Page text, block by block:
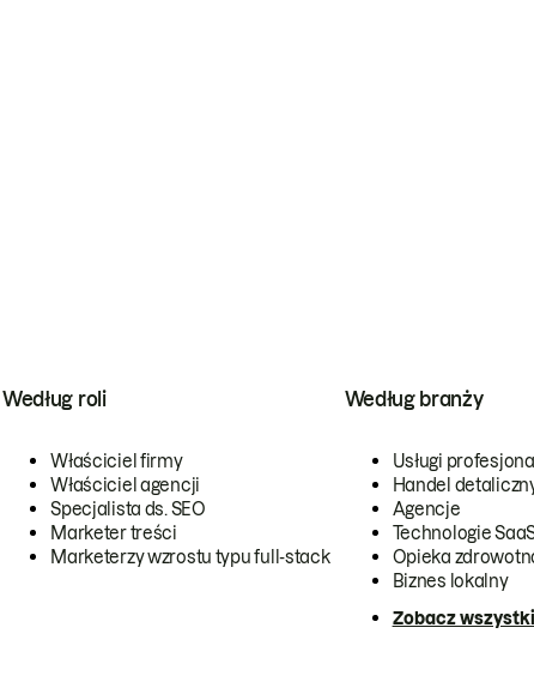
Według roli
Właściciel firmy
Właściciel agencji
Specjalista ds. SEO
Marketer treści
Marketerzy wzrostu typu full-stack
Według branży
Usługi
Handel
Agencje
Technologie
Opieka
Biznes lokalny
Zobacz